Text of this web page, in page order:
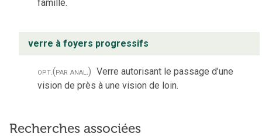
famille.
verre à foyers progressifs
opt.(par anal.) Verre autorisant le passage d’une
vision de près à une vision de loin.
Recherches associées